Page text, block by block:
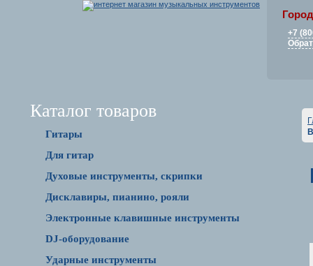
+7
Каталог товаров
Гитары
Для гитар
Духовые инструменты, скрипки
Дисклавиры, пианино, рояли
Электронные клавишные инструменты
DJ-оборудование
Ударные инструменты